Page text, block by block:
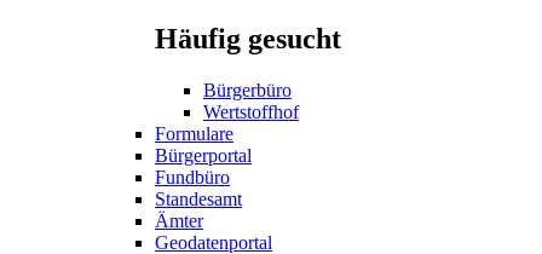
Häufig gesucht
Bürgerbüro
Wertstoffhof
Formulare
Bürgerportal
Fundbüro
Standesamt
Ämter
Geodatenportal